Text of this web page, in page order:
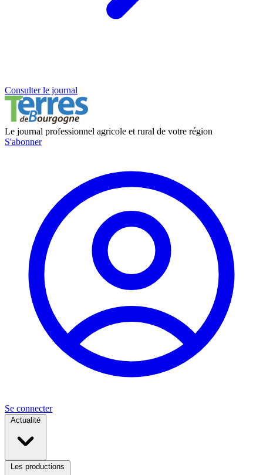
Consulter le journal
Le journal professionnel agricole et rural de votre région
S'abonner
Se connecter
Actualité
Les productions